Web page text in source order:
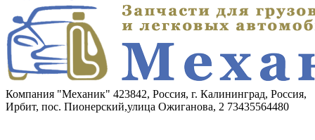
Компания "Механик" 423842, Россия, г. Калининград, Россия,
Ирбит, пос. Пионерский,улица Ожиганова, 2 73435564480